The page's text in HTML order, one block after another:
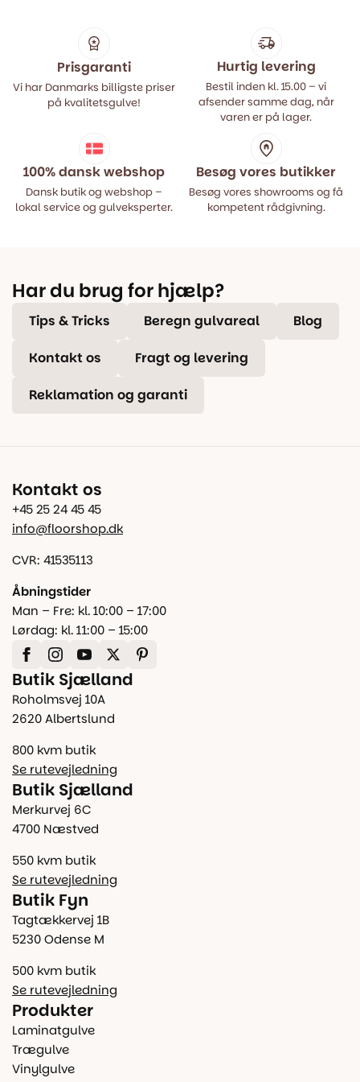
Prisgaranti
Vi har Danmarks billigste priser
på kvalitetsgulve!
Hurtig levering
Bestil inden kl. 15.00 – vi
afsender samme dag, når
varen er på lager.
100% dansk webshop
Dansk butik og webshop –
lokal service og gulveksperter.
Besøg vores butikker
Besøg vores showrooms og få
kompetent rådgivning.
Har du brug for hjælp?
Tips & Tricks Beregn gulvareal Blog
Kontakt os Fragt og levering
Reklamation og garanti
Kontakt os
+45 25 24 45 45
info@floorshop.dk
CVR: 41535113
Åbningstider
Man – Fre: kl. 10:00 – 17:00
Lørdag: kl. 11:00 – 15:00
Butik Sjælland
Roholmsvej 10A
2620 Albertslund
800 kvm butik
Se rutevejledning
Butik Sjælland
Merkurvej 6C
4700 Næstved
550 kvm butik
Se rutevejledning
Butik Fyn
Tagtækkervej 1B
5230 Odense M
500 kvm butik
Se rutevejledning
Produkter
Laminatgulve
Trægulve
Vinylgulve